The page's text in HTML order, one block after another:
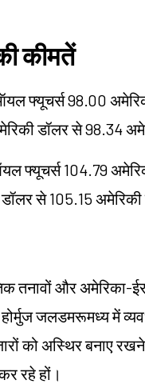
कीमतें
फ्यूचर्स 98.00
डॉलर से 98.34
104.79
से 105.15
और अमेरिका-
जलडमरूमध्य में
को अस्थिर बनाए
रहे हों।